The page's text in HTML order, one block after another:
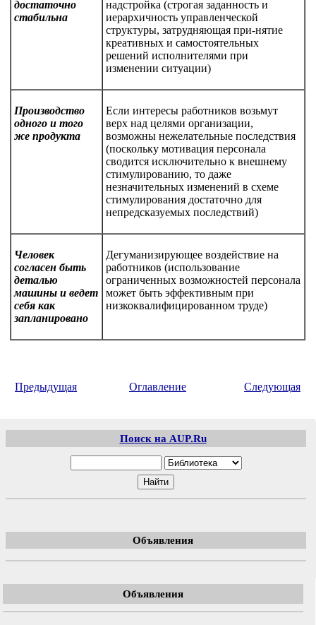
достаточно
стабильна
надстройка (строгая заданность и
иерархичность управленческой
структуры, затрудняющая при-нятие
креативных и самостоятельных
решений исполнителями при
изменении ситуации)
Производство
одного и того
же продукта
Если интересы работников возьмут
верх над целями организации,
возможны нежелательные последствия
(поскольку мотивация персонала
сводится исключительно к внешнему
стимулированию, то даже
незначительных изменений в схеме
стимулирования достаточно для
непредсказуемых последствий)
Человек
согласен быть
деталью
машины и ведет
себя как
запланировано
Дегуманизирующее воздействие на
работников (использование
ограниченных возможностей персонала
может быть эффективным при
низкоквалифицированном труде)
Предыдущая Оглавление Следующая
Поиск на AUP.Ru
Объявления
Объявления